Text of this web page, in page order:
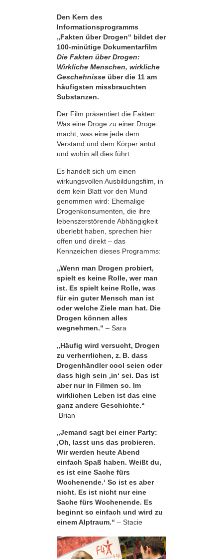
Den Kern des
Informationsprogramms
„Fakten über Drogen“ bildet der
100-minütige Dokumentarfilm
Die Fakten über Drogen:
Wirkliche Menschen, wirkliche
Geschehnisse über die 11 am
häufigsten missbrauchten
Substanzen.
Der Film präsentiert die Fakten:
Was eine Droge zu einer Droge
macht, was eine jede dem
Verstand und dem Körper antut
und wohin all dies führt.
Es handelt sich um einen
wirkungsvollen Ausbildungsfilm, in
dem kein Blatt vor den Mund
genommen wird: Ehemalige
Drogenkonsumenten, die ihre
lebens­zerstörende Abhängigkeit
überlebt haben, sprechen hier
offen und direkt – das
Kennzeichen dieses Programms:
„Wenn man Drogen probiert,
spielt es keine Rolle, wer man
ist. Es spielt keine Rolle, was
für ein guter Mensch man ist
oder welche Ziele man hat. Die
Drogen können alles
wegnehmen.“ – Sara
„Häufig wird versucht, Drogen
zu verherrlichen, z. B. dass
Drogenhändler cool seien oder
dass high sein ,in‘ sei. Das ist
aber nur in Filmen so. Im
wirklichen Leben ist das eine
ganz andere Geschichte.“ –
Brian
„Jemand sagt bei einer Party:
‚Oh, lasst uns das probieren.
Wir werden heute Abend
einfach Spaß haben. Weißt du,
es ist eine Sache fürs
Wochenende.‘ So ist es aber
nicht. Es ist nicht nur eine
Sache fürs Wochenende. Es
beginnt so einfach und wird zu
einem Alptraum.“ – Stacie